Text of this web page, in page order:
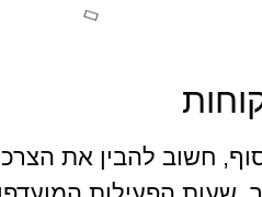
חשוב להבין את